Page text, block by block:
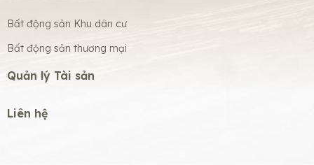
Bất động sản Khu dân cư
Bất động sản thương mại
Quản lý Tài sản
Liên hệ